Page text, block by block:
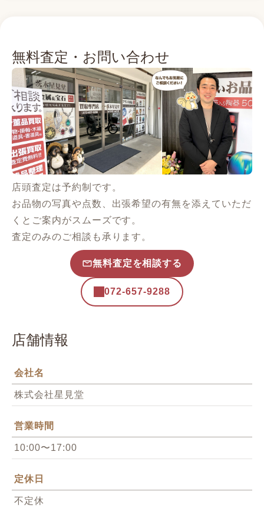
無料査定・お問い合わせ
店頭査定は予約制です。
お品物の写真や点数、出張希望の有無を添えていただ
くとご案内がスムーズです。
査定のみのご相談も承ります。
無料査定を相談する
072-657-9288
店舗情報
会社名
株式会社星見堂
営業時間
10:00〜17:00
定休日
不定休